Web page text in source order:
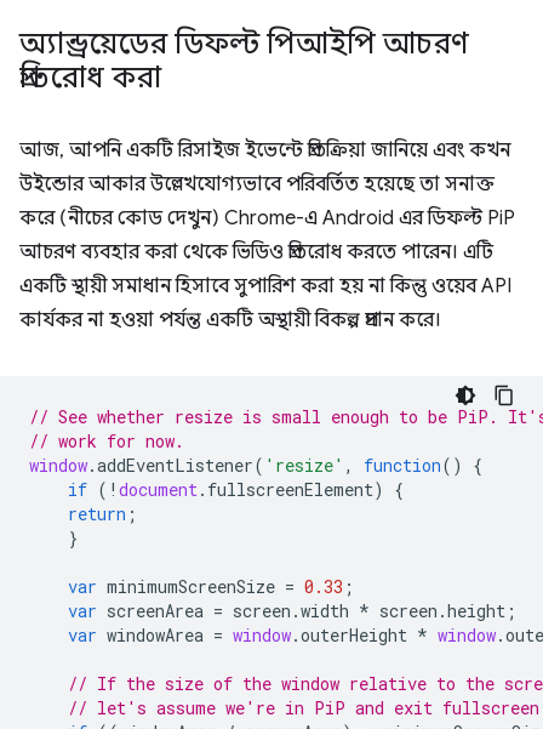
অ্যান্ড্রয়েডের ডিফল্ট পিআইপি আচরণ
প্রতিরোধ করা
আজ, আপনি একটি রিসাইজ ইভেন্টে প্রতিক্রিয়া জানিয়ে এবং কখন
উইন্ডোর আকার উল্লেখযোগ্যভাবে পরিবর্তিত হয়েছে তা সনাক্ত
করে (নীচের কোড দেখুন) Chrome-এ Android এর ডিফল্ট PiP
আচরণ ব্যবহার করা থেকে ভিডিও প্রতিরোধ করতে পারেন। এটি
একটি স্থায়ী সমাধান হিসাবে সুপারিশ করা হয় না কিন্তু ওয়েব API
কার্যকর না হওয়া পর্যন্ত একটি অস্থায়ী বিকল্প প্রদান করে।
// See whether resize is small enough to be PiP.
// work for now.
window.addEventListener( 'resize' , function()
{
if ( ! document. fullscreenElement)
{
return ;
}
var minimumScreenSize = 0.33 ;
var screenArea = screen .width * screen .height ;
var windowArea = window.outerHeight * window.
// If the size of the window relative to the
// let's assume we're in PiP and exit